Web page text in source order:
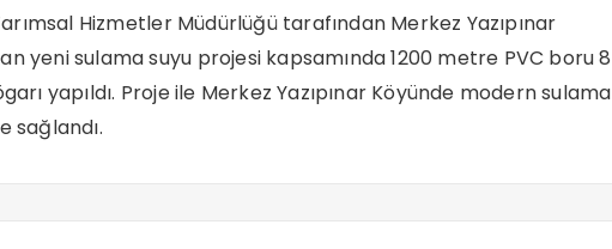
Hizmetler Müdürlüğü tarafından Merkez Yazıpınar
yeni sulama suyu projesi kapsamında 1200 metre PVC boru 8
yapıldı. Proje ile Merkez Yazıpınar Köyünde modern sulama
sağlandı.